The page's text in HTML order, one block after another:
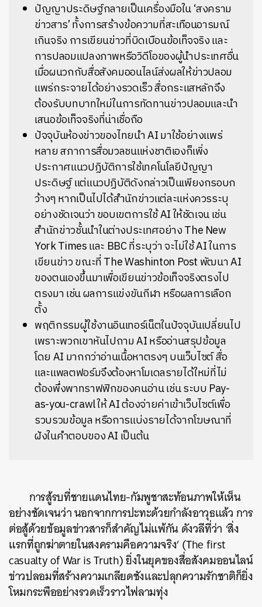
ปัญญาประดิษฐ์กลายเป็นเครื่องมือใน ‘สงคราม
ข่าวสาร’ ทั้งการสร้างข้อความที่สะเทือนอารมณ์
เกินจริง การเขียนข่าวที่บิดเบือนข้อเท็จจริง และ
การปลอมแปลงภาพหรือวิดีโอของผู้นำประเทศอื่น
เมื่อผนวกกับสื่อสังคมออนไลน์ส่งผลให้ข่าวปลอม
แพร่กระจายได้อย่างรวดเร็ว สื่อกระแสหลักจึง
ต้องรับบทบาทใหม่ในการทัดทานข่าวปลอมและนำ
เสนอข้อเท็จจริงที่น่าเชื่อถือ
ปัจจุบันห้องข่าวของไทยนำ AI มาใช้อย่างแพร่
หลาย สภาการสื่อมวลชนแห่งชาติเองก็เพิ่ง
ประกาศแนวปฏิบัติการใช้เทคโนโลยีปัญญา
ประดิษฐ์ แต่แนวปฏิบัติดังกล่าวเป็นเพียงกรอบก
ว้างๆ หากเป็นไปได้สำนักข่าวแต่ละแห่งควรระบุ
อย่างชัดเจนว่า ขอบเขตการใช้ AI ให้ชัดเจน เช่น
สำนักข่าวชั้นนำในต่างประเทศอย่าง The New
York Times และ BBC ที่ระบุว่า จะไม่ใช้ AI ในการ
เขียนข่าว ขณะที่ The Washinton Post พัฒนา AI
ของตนเองขึ้นมาเพื่อเขียนข่าวข้อเท็จจริงตรงไป
ตรงมา เช่น ผลการแข่งขันกีฬา หรือผลการเลือก
ตั้ง
พฤติกรรมผู้ใช้งานอินเทอร์เน็ตในปัจจุบันเปลี่ยนไป
เพราะพวกเขาหันไปถาม AI หรืออ่านสรุปข้อมูล
โดย AI มากกว่าอ่านเนื้อหาตรงๆ บนเว็บไซต์ สื่อ
และแพลตฟอร์มจึงต้องหาโมเดลรายได้ใหม่ที่ไม่
ต้องพึ่งพาทราฟฟิกของคนอ่าน เช่น ระบบ Pay-
as-you-crawl ให้ AI ต้องจ่ายค่าเข้าเว็บไซต์เพื่อ
รวบรวมข้อมูล หรือการแบ่งรายได้จากโฆษณาที่
ฝังในคำตอบของ AI เป็นต้น
การสู้รบที่ชายแดนไทย-กัมพูชาสะท้อนภาพให้เห็น
อย่างชัดเจนว่า นอกจากการปะทะด้วยกำลังอาวุธแล้ว การ
ต่อสู้ด้วยข้อมูลข่าวสารก็สำคัญไม่แพ้กัน ดังวลีที่ว่า ‘สิ่ง
แรกที่ถูกฆ่าตายในสงครามคือความจริง’ (The first
casualty of War is Truth) ยิ่งในยุคของสื่อสังคมออนไลน์
ข่าวปลอมที่สร้างความเกลียดชังและปลุกความรักชาติก็ยิ่ง
โหมกระพืออย่างรวดเร็วราวไฟลามทุ่ง